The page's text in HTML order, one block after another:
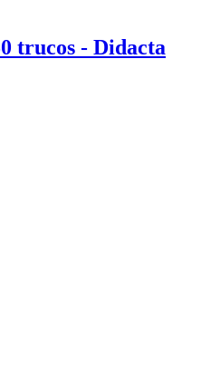
trucos - Didacta